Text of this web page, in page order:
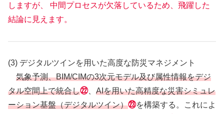
しますが、 中間プロセスが欠落しているため、飛躍した
結論に見えます。
(3) デジタルツインを用いた高度な防災マネジメント
気象予測、BIM/CIMの3次元モデル及び属性情報をデジ
タル空間上で統合し㉒、 AIを用いた高精度な災害シミュレ
ーション基盤（デジタルツイン）㉓を構築する。これによ